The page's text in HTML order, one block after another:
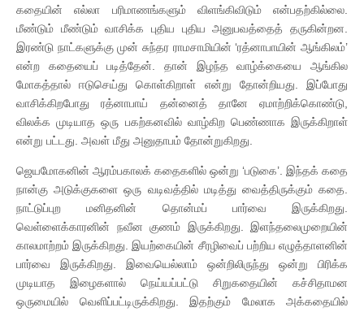
கதையின் எல்லா பரிமாணங்களும் விளங்கிவிடும் என்பதற்கில்லை.
மீண்டும் மீண்டும் வாசிக்க புதிய புதிய அனுபவத்தைத் தருகின்றன.
இரண்டு நாட்களுக்கு முன் சுந்தர ராமசாமியின் ‘ரத்னாபாயின் ஆங்கிலம்’
என்ற கதையைப் படித்தேன். தான் இழந்த வாழ்க்கையை ஆங்கில
மோகத்தால் ஈடுசெய்து கொள்கிறாள் என்று தோன்றியது. இப்போது
வாசிக்கிறபோது ரத்னாபாய் தன்னைத் தானே ஏமாற்றிக்கொண்டு,
விலக்க முடியாத ஒரு பகற்கனவில் வாழ்கிற பெண்ணாக இருக்கிறாள்
என்று பட்டது. அவள் மீது அனுதாபம் தோன்றுகிறது.
ஜெயமோகனின் ஆரம்பகாலக் கதைகளில் ஒன்று ‘படுகை’. இந்தக் கதை
நான்கு அடுக்குகளை ஒரு வடிவத்தில் மடித்து வைத்திருக்கும் கதை.
நாட்டுப்புற மனிதனின் தொன்மப் பார்வை இருக்கிறது.
வெள்ளைக்காரனின் நவீன குணம் இருக்கிறது. இளந்தலைமுறையின்
காலமாற்றம் இருக்கிறது. இயற்கையின் சீரழிவைப் பற்றிய எழுத்தாளனின்
பார்வை இருக்கிறது. இவையெல்லாம் ஒன்றிலிருந்து ஒன்று பிரிக்க
முடியாத இழைகளால் நெய்யப்பட்டு சிறுகதையின் கச்சிதாமன
ஒருமையில் வெளிப்பட்டிருக்கிறது. இதற்கும் மேலாக அக்கதையில்